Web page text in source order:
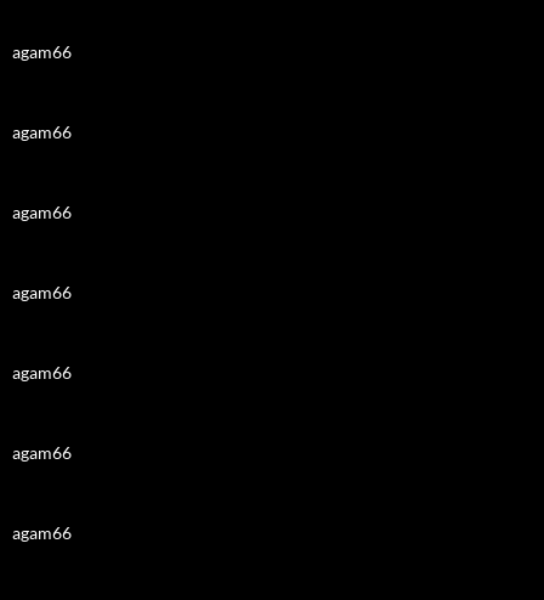
agam66
agam66
agam66
agam66
agam66
agam66
agam66